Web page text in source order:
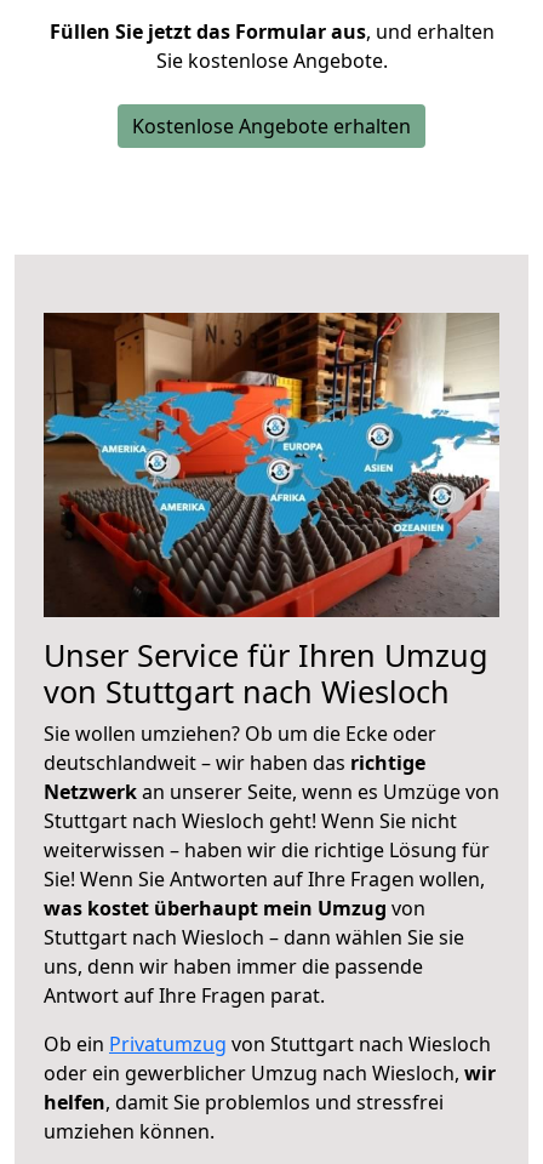
Füllen Sie jetzt das Formular aus, und erhalten
Sie kostenlose Angebote.
Kostenlose Angebote erhalten
Unser Service für Ihren Umzug
von Stuttgart nach Wiesloch
Sie wollen umziehen? Ob um die Ecke oder
deutschlandweit – wir haben das richtige
Netzwerkan unserer Seite, wenn es Umzüge von
Stuttgart nach Wiesloch geht! Wenn Sie nicht
weiterwissen – haben wir die richtige Lösung für
Sie! Wenn Sie Antworten auf Ihre Fragen wollen,
was kostet überhaupt mein Umzug von
Stuttgart nach Wiesloch – dann wählen Sie sie
uns, denn wir haben immer die passende
Antwort auf Ihre Fragen parat.
Ob ein Privatumzug von Stuttgart nach Wiesloch
oder ein gewerblicher Umzug nach Wiesloch, wir
helfen, damit Sie problemlos und stressfrei
umziehen können.